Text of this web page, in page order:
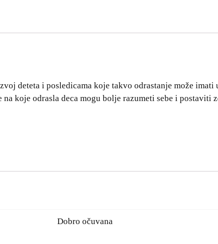
deteta i posledicama koje takvo odrastanje može imati
koje odrasla deca mogu bolje razumeti sebe i postaviti
Dobro očuvana